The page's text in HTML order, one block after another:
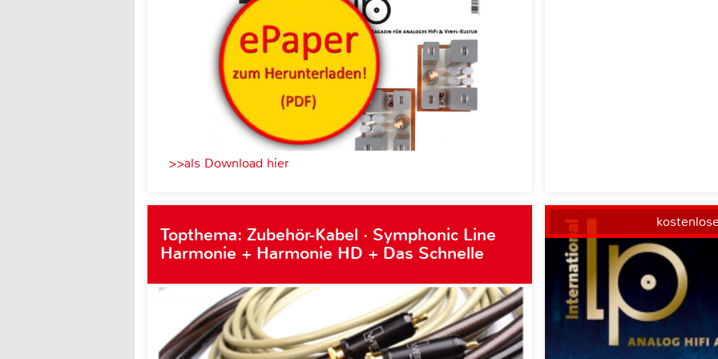
>>als Download hier
Topthema: Zubehör-Kabel · Symphonic Line
Harmonie + Harmonie HD + Das Schnelle